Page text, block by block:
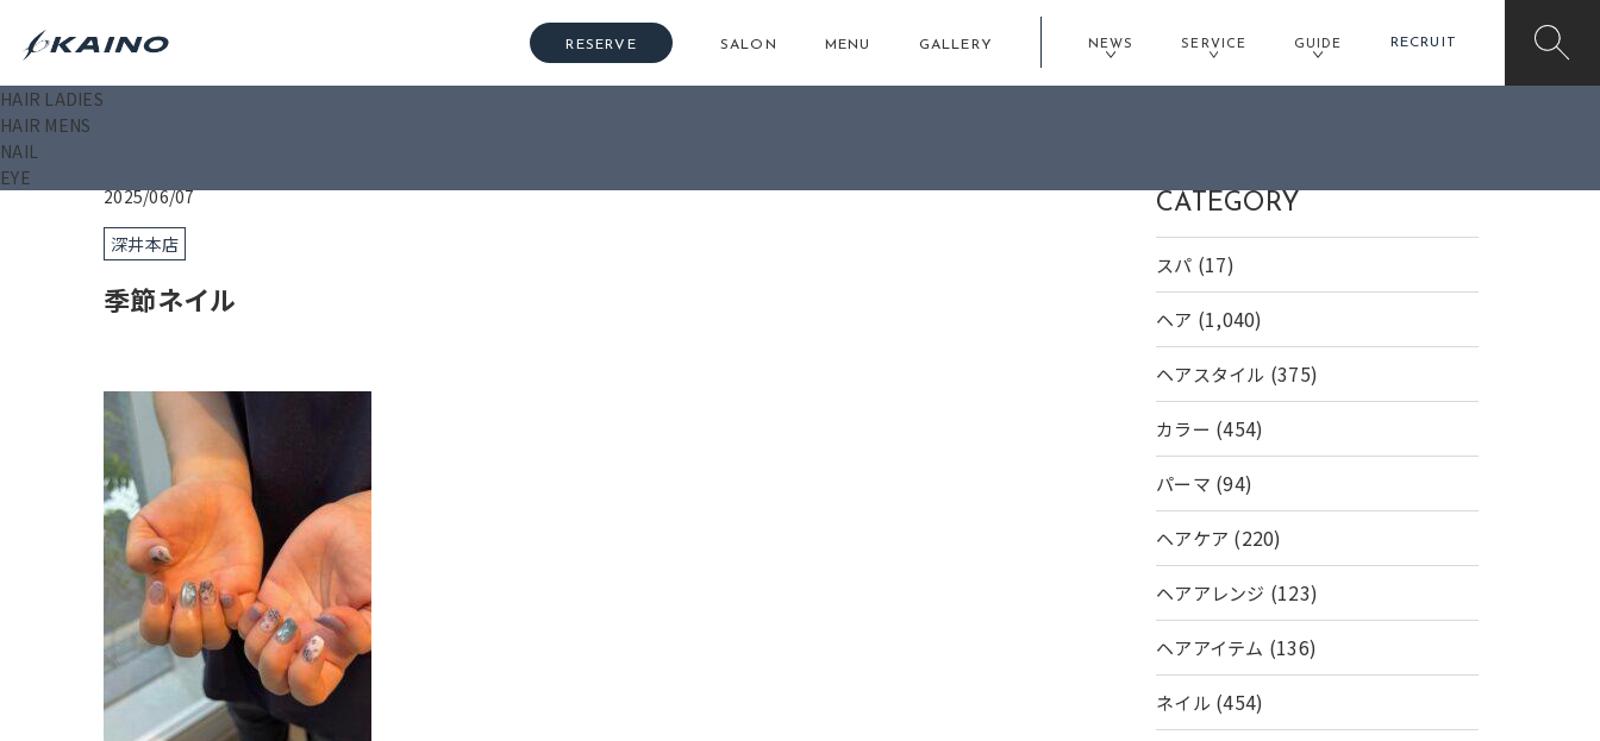
RESERVE SALON MENU GALLERY NEWS SERVICE GUIDE RECRUIT
HAIR LADIES
HAIR MENS
NAIL
EYE
2025/06/07
深井本店
季節ネイル
CATEGORY
スパ (17)
ヘア (1,040)
ヘアスタイル (375)
カラー (454)
パーマ (94)
ヘアケア (220)
ヘアアレンジ (123)
ヘアアイテム (136)
ネイル (454)